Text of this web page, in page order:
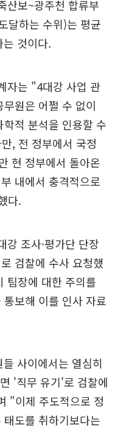
산보~광주천 합류부
달하는 수위)는 평균
것이다.
자는 "4대강 사업 관
원은 어쩔 수 없이
적 분석을 인용할 수
, 전 정부에서 국정
현 정부에서 돌아온
내에서 충격적으로
다.
강 조사·평가단 단장
검찰에 수사 요청했
팀장에 대한 주의를
보해 이를 인사 자료
사이에서는 열심히
'직무 유기'로 검찰에
"이제 주도적으로 정
도를 취하기보다는